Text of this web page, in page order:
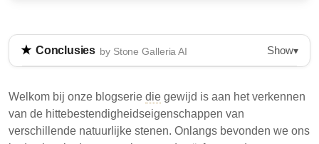
Conclusies by Stone Galleria AI Show▾
warmtebestendigheidseigenschappen van kwartsiet,
en vergelijkt het met graniet en andere natuurstenen.
Kwartsiet kan temperaturen tot 300°F weerstaan en is
Welkom bij onze blogserie die gewijd is aan het verkennen
van de hittebestendigheidseigenschappen van
verschillende natuurlijke stenen. Onlangs bevonden we ons